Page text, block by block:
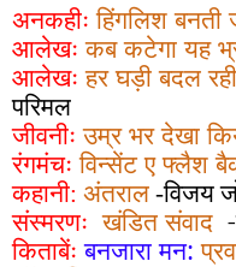
अनकहीः हिंगलिश बनती
आलेखः कब कटेगा यह
आलेखःहर घड़ी बदल
परिमल
जीवनीः उम्र भर देखा
रंगमंचः विन्सेंट ए फ्लैश
कहानी: अंतराल -विजय
संस्मरणः खंडित संवाद -
किताबेंःबनजारा मन: